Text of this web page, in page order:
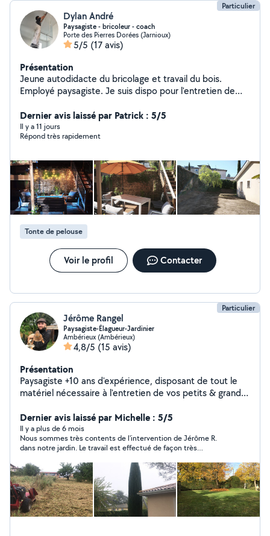
Particulier
Dylan André
Paysagiste - bricoleur - coach
Porte des Pierres Dorées (Jarnioux)
5/5 (17 avis)
Présentation
Jeune autodidacte du bricolage et travail du bois.
Employé paysagiste. Je suis dispo pour l'entretien de
de gazon. Bricolage intérieur ou extérieur, réalisation de
meuble-cuisine-arbre à chat et autre sur mesure, ainsi
qu'en tant que coach sportif ( je suis diplômé d'une
Dernier avis laissé par Patrick : 5/5
Il y a 11 jours
Répond très rapidement
Tonte de pelouse
Voir le profil Contacter
Particulier
Jérôme Rangel
Paysagiste-Élagueur-Jardinier
Ambérieux (Ambérieux)
4,8/5 (15 avis)
Présentation
Paysagiste +10 ans d'expérience, disposant de tout le
matériel nécessaire à l'entretien de vos petits & grands
Taille de haies & arbustes, tonte & fauchage, abattage
& élagage, ramassage de feuilles, évacuation des
déchets. Autres services possibles grâce à ma
remorque (débarras, transport ou autres)
Dernier avis laissé par Michelle : 5/5
Il y a plus de 6 mois
Nous sommes très contents de l'intervention de Jérôme R.
dans notre jardin. Le travail est effectué de façon très